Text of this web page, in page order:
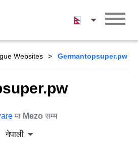
नेपाली
Websites Germantopsuper.pw
मा Mezo सम्म
नेपाली